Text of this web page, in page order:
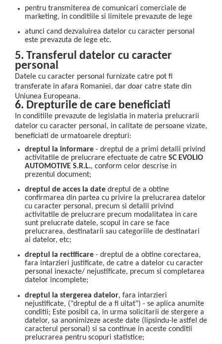
pentru transmiterea de comunicari comerciale de
marketing, in conditiile si limitele prevazute de lege
atunci cand dezvaluirea datelor cu caracter personal
este prevazuta de lege etc.
5. Transferul datelor cu caracter
personal
Datele cu caracter personal furnizate catre pot fi
transferate in afara Romaniei, dar doar catre state din
Uniunea Europeana.
6. Drepturile de care beneficiati
In conditiile prevazute de legislatia in materia prelucrarii
datelor cu caracter personal, in calitate de persoane vizate,
beneficiati de urmatoarele drepturi:
dreptul la informare - dreptul de a primi detalii privind
activitatile de prelucrare efectuate de catre SC EVOLIO
AUTOMOTIVE S.R.L., conform celor descrise in
prezentul document;
dreptul de acces la date dreptul de a obtine
confirmarea din partea cu privire la prelucrarea datelor
cu caracter personal, precum si detalii privind
activitatile de prelucrare precum modalitatea in care
sunt prelucrate datele, scopul in care se face
prelucrarea, destinatarii sau categoriile de destinatari
ai datelor, etc;
dreptul la rectificare - dreptul de a obtine corectarea,
fara intarzieri justificate, de catre a datelor cu caracter
personal inexacte/ nejustificate, precum si completarea
datelor incomplete;
dreptul la stergerea datelor, fara intarzieri
nejustificate, ("dreptul de a fi uitat") - se aplica anumite
conditii; Este posibil ca, in urma solicitarii de stergere a
datelor, sa anonimizeze aceste date (lipsindu-le astfel de
caracterul personal) si sa continue in aceste conditii
prelucrarea pentru scopuri statistice;